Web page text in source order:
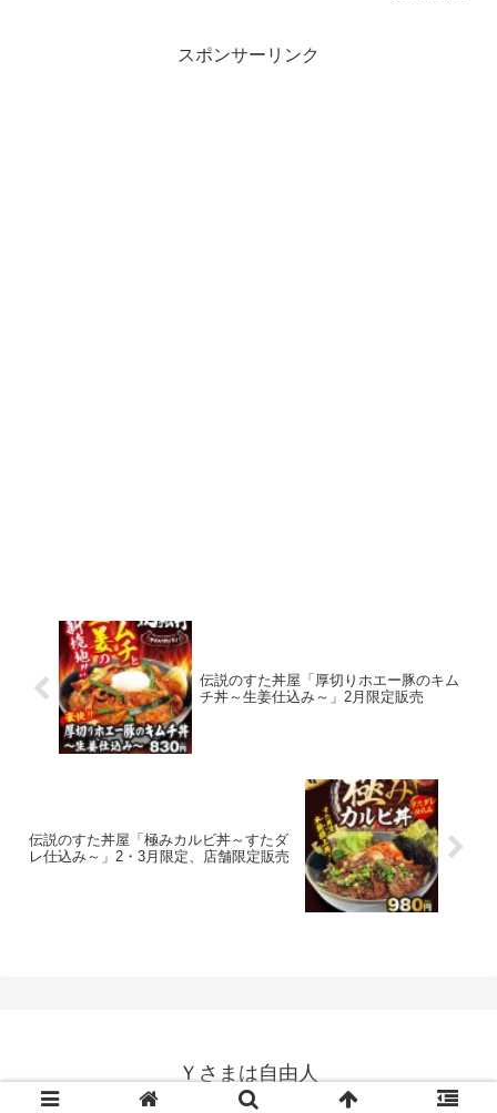
スポンサーリンク
伝説のすた丼屋「厚切りホエー豚のキム
チ丼～生姜仕込み～」2月限定販売
伝説のすた丼屋「極みカルビ丼～すたダ
レ仕込み～」2・3月限定、店舗限定販売
Ｙさまは自由人
© 2014-2026 Ｙさまは自由人.